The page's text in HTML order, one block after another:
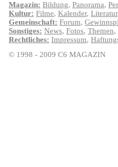
Magazin: Bildung, Panorama,
Kultur: Filme, Kalender, Literatur
Gemeinschaft: Forum,
Sonstiges: News, Fotos, Themen,
Rechtliches: Impressum,
© 1998 - 2009 C6 MAGAZIN